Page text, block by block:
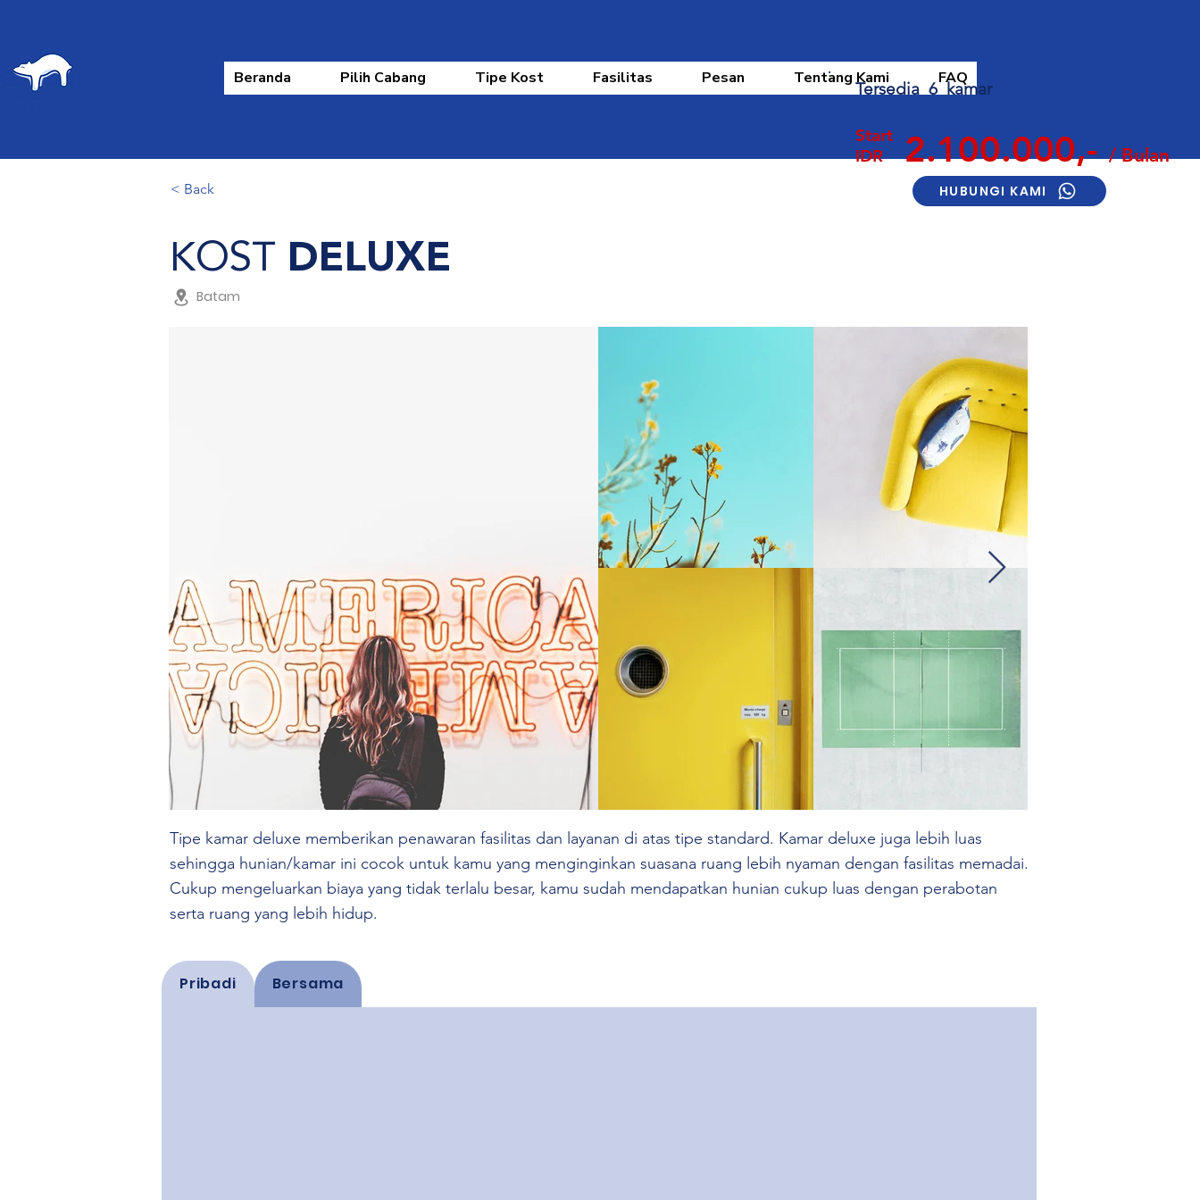
Beranda Pilih Cabang Tipe Kost Fasilitas Pesan Tentang Kami FAQ
Tersedia 6 kamar
IDR2.100.000,- / Bulan
HUBUNGI KAMI
Start
< Back
KOST DELUXE
Batam
Tipe kamar deluxe memberikan penawaran fasilitas dan layanan di atas tipe standard. Kamar deluxe juga lebih luas
sehingga hunian/kamar ini cocok untuk kamu yang menginginkan suasana ruang lebih nyaman dengan fasilitas memadai.
Cukup mengeluarkan biaya yang tidak terlalu besar, kamu sudah mendapatkan hunian cukup luas dengan perabotan
serta ruang yang lebih hidup.
Pribadi Bersama